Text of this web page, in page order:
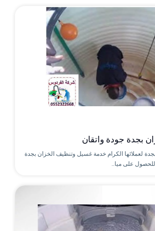
بجدة جودة واتقان
لعملائها الكرام خدمة غسيل وتنظيف الخزان بجدة
على ميا..